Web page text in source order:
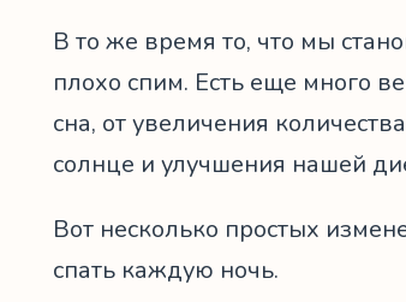
В то же время то, что мы
плохо спим. Есть еще много
сна, от увеличения
солнце и улучшения нашей
Вот несколько простых
спать каждую ночь.